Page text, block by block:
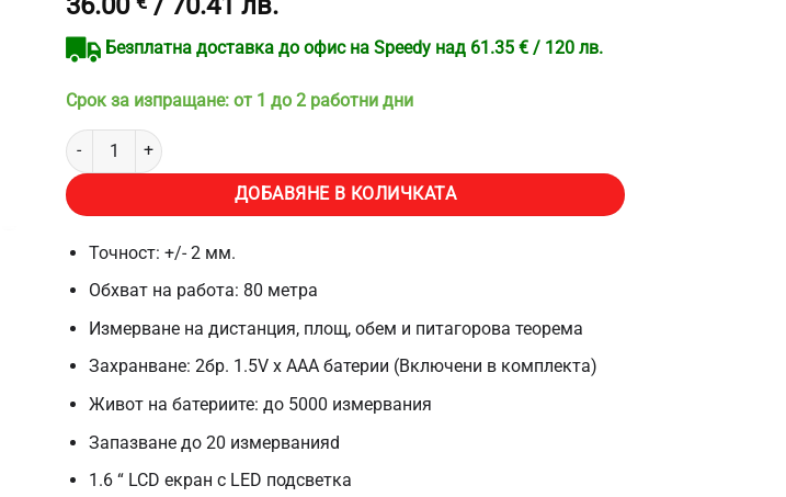
Безплатна доставка до офис на Speedy над 61.35 € / 120 лв.
Срок за изпращане: от 1 до 2 работни дни
количество за Електронна ролетка Mileseey X58, Обхват 80м, Точност ±2mm, Разстояние, Площ,
ДОБАВЯНЕ В КОЛИЧКАТА
Точност: +/- 2 мм.
Обхват на работа: 80 метра
Измерване на дистанция, площ, обем и питагорова теорема
Захранване: 2бр. 1.5V х ААА батерии (Включени в комплекта)
Живот на батериите: до 5000 измервания
Запазване до 20 измерванияd
1.6 “ LCD екран с LED подсветка